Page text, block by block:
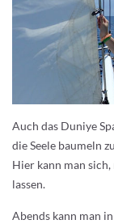
Auch das Duniye
die Seele baumeln
Hier kann man
lassen.
Abends kann man